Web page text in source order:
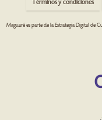
Términos y condiciones
Maguaré es parte de la Estrategia Digital de